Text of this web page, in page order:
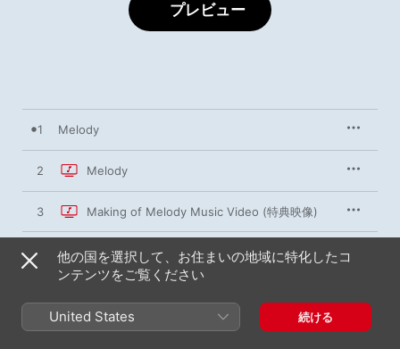
プレビュー
1 Melody
2 Melody
3 Making of Melody Music Video (特典映像)
2019年4月5日
℗ 2019 WARNER MUSIC JAPAN INC.
他の国を選択して、お住まいの地域に特化したコ
ンテンツをご覧ください
United States 続ける